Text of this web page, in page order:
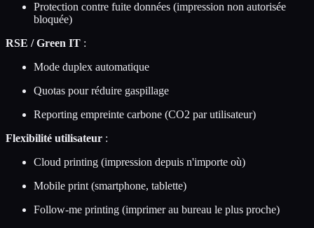
Protection contre fuite données (impression non autorisée
bloquée)
RSE / Green IT :
Mode duplex automatique
Quotas pour réduire gaspillage
Reporting empreinte carbone (CO2 par utilisateur)
Flexibilité utilisateur :
Cloud printing (impression depuis n'importe où)
Mobile print (smartphone, tablette)
Follow-me printing (imprimer au bureau le plus proche)